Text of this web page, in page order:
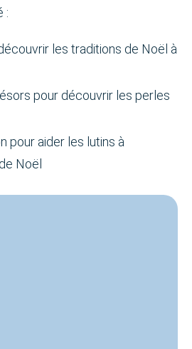
:
les traditions de Noël à
pour découvrir les perles
pour aider les lutins à
Noël